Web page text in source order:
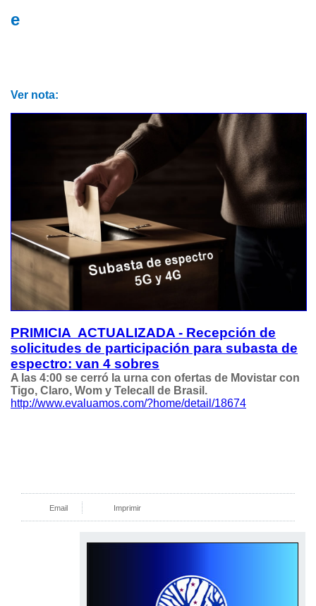
e
Ver nota:
PRIMICIA ACTUALIZADA - Recepción de
solicitudes de participación para subasta de
espectro: van 4 sobres
A las 4:00 se cerró la urna con ofertas de Movistar con
Tigo, Claro, Wom y Telecall de Brasil.
http://www.evaluamos.com/?home/detail/18674
Email Imprimir